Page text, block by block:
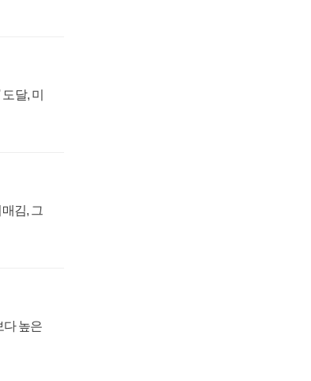
달, 미
김, 그
다 높은